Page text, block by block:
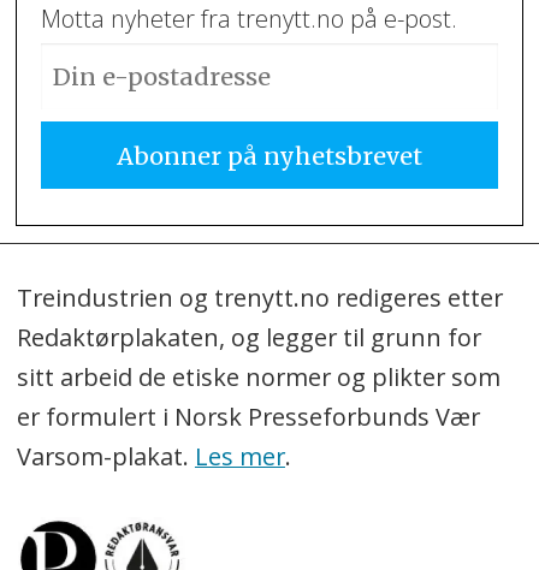
Motta nyheter fra trenytt.no på e-post.
Treindustrien og trenytt.no redigeres etter
Redaktørplakaten, og legger til grunn for
sitt arbeid de etiske normer og plikter som
er formulert i Norsk Presseforbunds Vær
Varsom-plakat. Les mer.